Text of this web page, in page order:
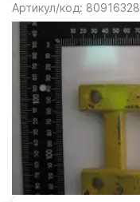
Артикул/код: 80916328